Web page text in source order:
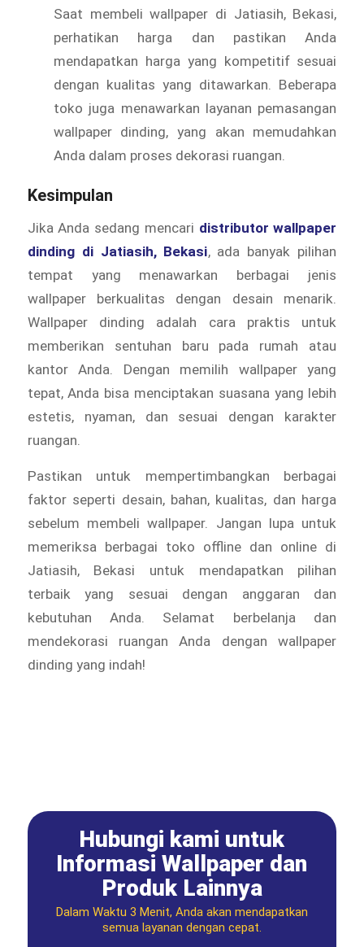
Saat membeli wallpaper di Jatiasih, Bekasi,
perhatikan harga dan pastikan Anda
mendapatkan harga yang kompetitif sesuai
dengan kualitas yang ditawarkan. Beberapa
toko juga menawarkan layanan pemasangan
wallpaper dinding, yang akan memudahkan
Anda dalam proses dekorasi ruangan.
Kesimpulan
Jika Anda sedang mencari distributor wallpaper
dinding di Jatiasih, Bekasi, ada banyak pilihan
tempat yang menawarkan berbagai jenis
wallpaper berkualitas dengan desain menarik.
Wallpaper dinding adalah cara praktis untuk
memberikan sentuhan baru pada rumah atau
kantor Anda. Dengan memilih wallpaper yang
tepat, Anda bisa menciptakan suasana yang lebih
estetis, nyaman, dan sesuai dengan karakter
ruangan.
Pastikan untuk mempertimbangkan berbagai
faktor seperti desain, bahan, kualitas, dan harga
sebelum membeli wallpaper. Jangan lupa untuk
memeriksa berbagai toko offline dan online di
Jatiasih, Bekasi untuk mendapatkan pilihan
terbaik yang sesuai dengan anggaran dan
kebutuhan Anda. Selamat berbelanja dan
mendekorasi ruangan Anda dengan wallpaper
dinding yang indah!
Hubungi kami untuk
Informasi Wallpaper dan
Produk Lainnya
Dalam Waktu 3 Menit, Anda akan mendapatkan
semua layanan dengan cepat.